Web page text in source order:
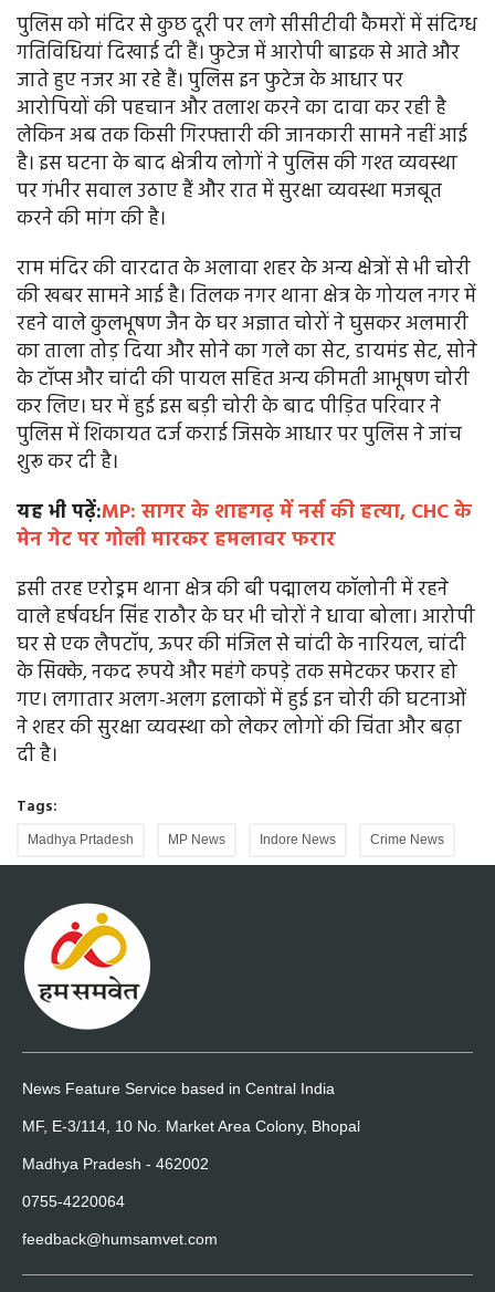
पुलिस को मंदिर से कुछ दूरी पर लगे सीसीटीवी कैमरों में संदिग्ध
गतिविधियां दिखाई दी हैं। फुटेज में आरोपी बाइक से आते और
जाते हुए नजर आ रहे हैं। पुलिस इन फुटेज के आधार पर
आरोपियों की पहचान और तलाश करने का दावा कर रही है
लेकिन अब तक किसी गिरफ्तारी की जानकारी सामने नहीं आई
है। इस घटना के बाद क्षेत्रीय लोगों ने पुलिस की गश्त व्यवस्था
पर गंभीर सवाल उठाए हैं और रात में सुरक्षा व्यवस्था मजबूत
करने की मांग की है।
राम मंदिर की वारदात के अलावा शहर के अन्य क्षेत्रों से भी चोरी
की खबर सामने आई है। तिलक नगर थाना क्षेत्र के गोयल नगर में
रहने वाले कुलभूषण जैन के घर अज्ञात चोरों ने घुसकर अलमारी
का ताला तोड़ दिया और सोने का गले का सेट, डायमंड सेट, सोने
के टॉप्स और चांदी की पायल सहित अन्य कीमती आभूषण चोरी
कर लिए। घर में हुई इस बड़ी चोरी के बाद पीड़ित परिवार ने
पुलिस में शिकायत दर्ज कराई जिसके आधार पर पुलिस ने जांच
शुरू कर दी है।
यह भी पढ़ें:MP: सागर के शाहगढ़ में नर्स की हत्या, CHC के
मेन गेट पर गोली मारकर हमलावर फरार
इसी तरह एरोड्रम थाना क्षेत्र की बी पद्मालय कॉलोनी में रहने
वाले हर्षवर्धन सिंह राठौर के घर भी चोरों ने धावा बोला। आरोपी
घर से एक लैपटॉप, ऊपर की मंजिल से चांदी के नारियल, चांदी
के सिक्के, नकद रुपये और महंगे कपड़े तक समेटकर फरार हो
गए। लगातार अलग-अलग इलाकों में हुई इन चोरी की घटनाओं
ने शहर की सुरक्षा व्यवस्था को लेकर लोगों की चिंता और बढ़ा
दी है।
Tags:
Madhya Prtadesh MP News Indore News Crime News
News Feature Service based in Central India
MF, E-3/114, 10 No. Market Area Colony, Bhopal
Madhya Pradesh - 462002
0755-4220064
feedback@humsamvet.com